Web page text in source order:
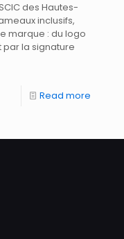
des Hautes-
inclusifs,
marque : du logo
la signature
Read more